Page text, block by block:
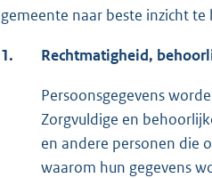
gemeente naar beste inzicht
1. Rechtmatigheid,
Persoonsgegevens
Zorgvuldige en
en andere personen die
waarom hun gegevens